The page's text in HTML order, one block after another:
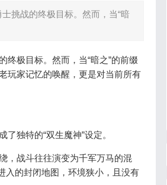
挑战的终极目标。然而，当“暗
极目标。然而，当“暗之”的前缀
玩家记忆的唤醒，更是对当前所有
独特的“双生魔神”设定。
战斗往往演变为千军万马的混
入的封闭地图，环境狭小，且没有